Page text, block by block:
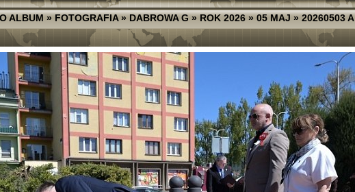
ALBUM»FOTOGRAFIA»DABROWA G»ROK 2026»05 MAJ»20260503 A